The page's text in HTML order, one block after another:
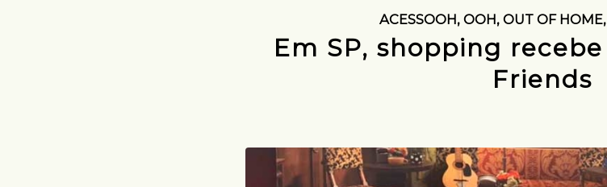
ACESSOOH, OOH, OUT OF HOME,
Em SP, shopping
Friends